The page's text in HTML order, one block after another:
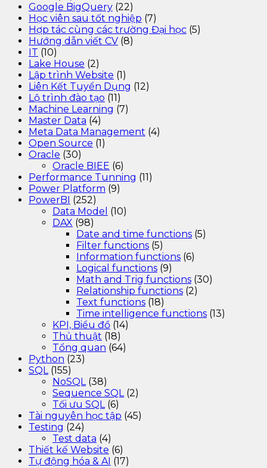
Google BigQuery (22)
Học viên sau tốt nghiệp (7)
Hợp tác cùng các trường Đại học (5)
Hướng dẫn viết CV (8)
IT (10)
Lake House (2)
Lập trình Website (1)
Liên Kết Tuyển Dụng (12)
Lộ trình đào tạo (11)
Machine Learning (7)
Master Data (4)
Meta Data Management (4)
Open Source (1)
Oracle (30)
Oracle BIEE (6)
Performance Tunning (11)
Power Platform (9)
PowerBI (252)
Data Model (10)
DAX (98)
Date and time functions (5)
Filter functions (5)
Information functions (6)
Logical functions (9)
Math and Trig functions (30)
Relationship functions (2)
Text functions (18)
Time intelligence functions (13)
KPI, Biểu đồ (14)
Thủ thuật (18)
Tổng quan (64)
Python (23)
SQL(155)
NoSQL(38)
Sequence SQL(2)
Tối ưu SQL(6)
Tài nguyên học tập (45)
Testing (24)
Test data (4)
Thiết kế Website (6)
Tự động hóa & AI (17)